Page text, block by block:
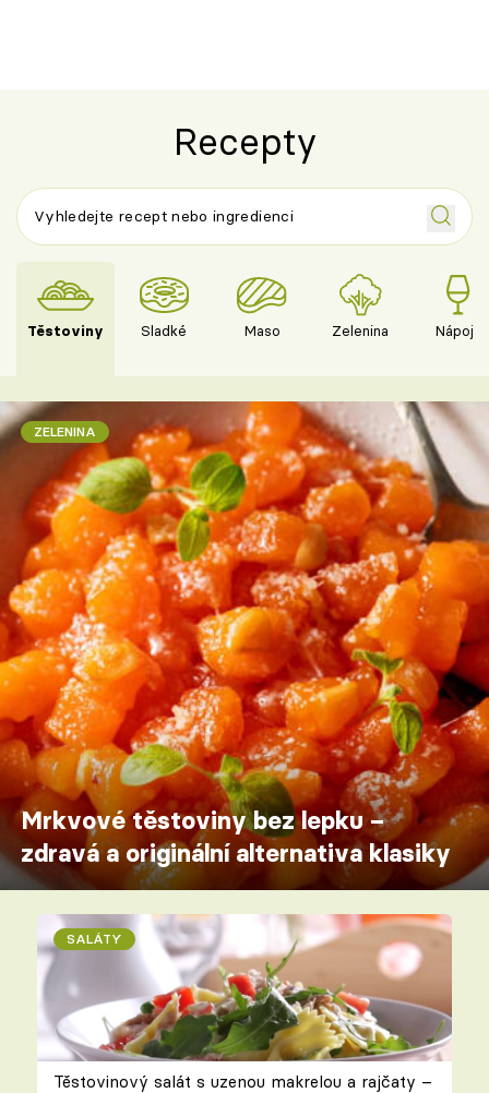
Recepty
Těstoviny Sladké Maso Zelenina Nápoje
ZELENINA
Mrkvové těstoviny bez lepku –
zdravá a originální alternativa klasiky
SALÁTY
Těstovinový salát s uzenou makrelou a rajčaty –